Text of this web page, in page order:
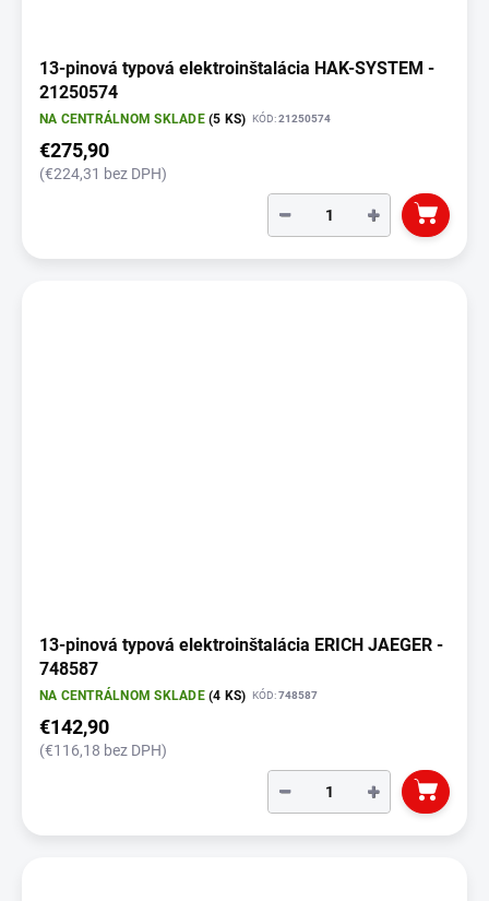
13-pinová typová elektroinštalácia HAK-SYSTEM -
21250574
NA CENTRÁLNOM SKLADE(5 KS) KÓD:21250574
€275,90
(€224,31 bez DPH)
+
−
13-pinová typová elektroinštalácia ERICH JAEGER -
748587
NA CENTRÁLNOM SKLADE(4 KS) KÓD:748587
€142,90
(€116,18 bez DPH)
+
−